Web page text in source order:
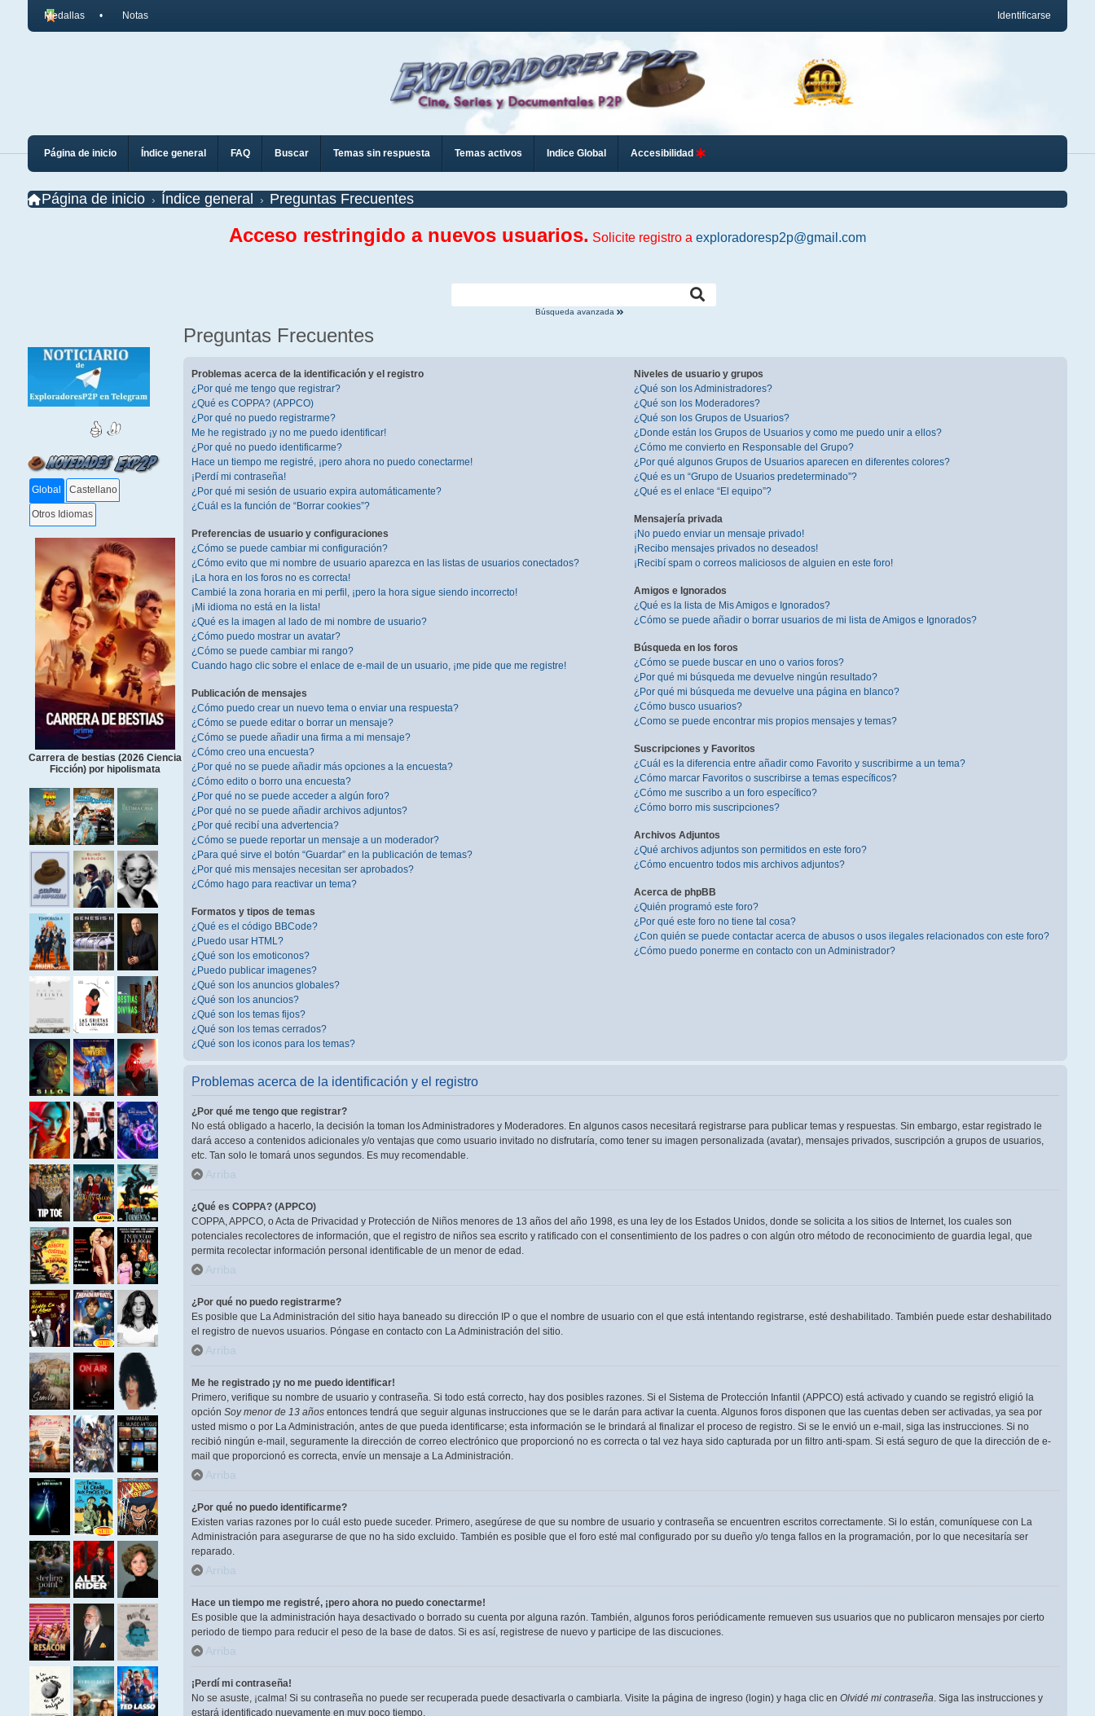
Identificarse
Medallas Notas
Página de inicio Índice general FAQ Buscar Temas sin respuesta Temas activos Indice Global Accesibilidad
Página de inicio Índice general Preguntas Frecuentes
Acceso restringido a nuevos usuarios. Solicite registro a exploradoresp2p@gmail.com
Búsqueda avanzada
Global Castellano
Otros Idiomas
Carrera de bestias (2026 Ciencia
Ficción) por hipolismata
Preguntas Frecuentes
Problemas acerca de la identificación y el registro
¿Por qué me tengo que registrar?
¿Qué es COPPA? (APPCO)
¿Por qué no puedo registrarme?
Me he registrado ¡y no me puedo identificar!
¿Por qué no puedo identificarme?
Hace un tiempo me registré, ¡pero ahora no puedo conectarme!
¡Perdí mi contraseña!
¿Por qué mi sesión de usuario expira automáticamente?
¿Cuál es la función de “Borrar cookies”?
Preferencias de usuario y configuraciones
¿Cómo se puede cambiar mi configuración?
¿Cómo evito que mi nombre de usuario aparezca en las listas de usuarios conectados?
¡La hora en los foros no es correcta!
Cambié la zona horaria en mi perfil, ¡pero la hora sigue siendo incorrecto!
¡Mi idioma no está en la lista!
¿Qué es la imagen al lado de mi nombre de usuario?
¿Cómo puedo mostrar un avatar?
¿Cómo se puede cambiar mi rango?
Cuando hago clic sobre el enlace de e-mail de un usuario, ¡me pide que me registre!
Publicación de mensajes
¿Cómo puedo crear un nuevo tema o enviar una respuesta?
¿Cómo se puede editar o borrar un mensaje?
¿Cómo se puede añadir una firma a mi mensaje?
¿Cómo creo una encuesta?
¿Por qué no se puede añadir más opciones a la encuesta?
¿Cómo edito o borro una encuesta?
¿Por qué no se puede acceder a algún foro?
¿Por qué no se puede añadir archivos adjuntos?
¿Por qué recibí una advertencia?
¿Cómo se puede reportar un mensaje a un moderador?
¿Para qué sirve el botón “Guardar” en la publicación de temas?
¿Por qué mis mensajes necesitan ser aprobados?
¿Cómo hago para reactivar un tema?
Formatos y tipos de temas
¿Qué es el código BBCode?
¿Puedo usar HTML?
¿Qué son los emoticonos?
¿Puedo publicar imagenes?
¿Qué son los anuncios globales?
¿Qué son los anuncios?
¿Qué son los temas fijos?
¿Qué son los temas cerrados?
¿Qué son los iconos para los temas?
Niveles de usuario y grupos
¿Qué son los Administradores?
¿Qué son los Moderadores?
¿Qué son los Grupos de Usuarios?
¿Donde están los Grupos de Usuarios y como me puedo unir a ellos?
¿Cómo me convierto en Responsable del Grupo?
¿Por qué algunos Grupos de Usuarios aparecen en diferentes colores?
¿Qué es un “Grupo de Usuarios predeterminado”?
¿Qué es el enlace “El equipo”?
Mensajería privada
¡No puedo enviar un mensaje privado!
¡Recibo mensajes privados no deseados!
¡Recibí spam o correos maliciosos de alguien en este foro!
Amigos e Ignorados
¿Qué es la lista de Mis Amigos e Ignorados?
¿Cómo se puede añadir o borrar usuarios de mi lista de Amigos e Ignorados?
Búsqueda en los foros
¿Cómo se puede buscar en uno o varios foros?
¿Por qué mi búsqueda me devuelve ningún resultado?
¿Por qué mi búsqueda me devuelve una página en blanco?
¿Cómo busco usuarios?
¿Como se puede encontrar mis propios mensajes y temas?
Suscripciones y Favoritos
¿Cuál es la diferencia entre añadir como Favorito y suscribirme a un tema?
¿Cómo marcar Favoritos o suscribirse a temas específicos?
¿Cómo me suscribo a un foro específico?
¿Cómo borro mis suscripciones?
Archivos Adjuntos
¿Qué archivos adjuntos son permitidos en este foro?
¿Cómo encuentro todos mis archivos adjuntos?
Acerca de phpBB
¿Quién programó este foro?
¿Por qué este foro no tiene tal cosa?
¿Con quién se puede contactar acerca de abusos o usos ilegales relacionados con este foro?
¿Cómo puedo ponerme en contacto con un Administrador?
Problemas acerca de la identificación y el registro
¿Por qué me tengo que registrar?
No está obligado a hacerlo, la decisión la toman los Administradores y Moderadores. En algunos casos necesitará registrarse para publicar temas y respuestas. Sin embargo, estar registrado le
dará acceso a contenidos adicionales y/o ventajas que como usuario invitado no disfrutaría, como tener su imagen personalizada (avatar), mensajes privados, suscripción a grupos de usuarios,
etc. Tan solo le tomará unos segundos. Es muy recomendable.
Arriba
¿Qué es COPPA? (APPCO)
COPPA, APPCO, o Acta de Privacidad y Protección de Niños menores de 13 años del año 1998, es una ley de los Estados Unidos, donde se solicita a los sitios de Internet, los cuales son
potenciales recolectores de información, que el registro de niños sea escrito y ratificado con el consentimiento de los padres o con algún otro método de reconocimiento de guardia legal, que
permita recolectar información personal identificable de un menor de edad.
Arriba
¿Por qué no puedo registrarme?
Es posible que La Administración del sitio haya baneado su dirección IP o que el nombre de usuario con el que está intentando registrarse, esté deshabilitado. También puede estar deshabilitado
el registro de nuevos usuarios. Póngase en contacto con La Administración del sitio.
Arriba
Me he registrado ¡y no me puedo identificar!
Primero, verifique su nombre de usuario y contraseña. Si todo está correcto, hay dos posibles razones. Si el Sistema de Protección Infantil (APPCO) está activado y cuando se registró eligió la
opción Soy menor de 13 añosentonces tendrá que seguir algunas instrucciones que se le darán para activar la cuenta. Algunos foros disponen que las cuentas deben ser activadas, ya sea por
usted mismo o por La Administración, antes de que pueda identificarse; esta información se le brindará al finalizar el proceso de registro. Si se le envió un e-mail, siga las instrucciones. Si no
recibió ningún e-mail, seguramente la dirección de correo electrónico que proporcionó no es correcta o tal vez haya sido capturada por un filtro anti-spam. Si está seguro de que la dirección de e-
mail que proporcionó es correcta, envíe un mensaje a La Administración.
Arriba
¿Por qué no puedo identificarme?
Existen varias razones por lo cuál esto puede suceder. Primero, asegúrese de que su nombre de usuario y contraseña se encuentren escritos correctamente. Si lo están, comuníquese con La
Administración para asegurarse de que no ha sido excluido. También es posible que el foro esté mal configurado por su dueño y/o tenga fallos en la programación, por lo que necesitaría ser
reparado.
Arriba
Hace un tiempo me registré, ¡pero ahora no puedo conectarme!
Es posible que la administración haya desactivado o borrado su cuenta por alguna razón. También, algunos foros periódicamente remueven sus usuarios que no publicaron mensajes por cierto
periodo de tiempo para reducir el peso de la base de datos. Si es así, registrese de nuevo y participe de las discuciones.
Arriba
¡Perdí mi contraseña!
No se asuste, ¡calma! Si su contraseña no puede ser recuperada puede desactivarla o cambiarla. Visite la página de ingreso (login) y haga clic en Olvidé mi contraseña. Siga las instrucciones y
estará identificado nuevamente en muy poco tiempo.